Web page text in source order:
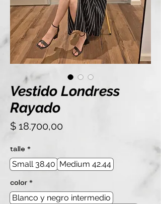
Vestido Londress
Rayado
$ 18.700,00Precio
talle *
Small 38.40 Medium 42.44
color *
Blanco y negro intermedio